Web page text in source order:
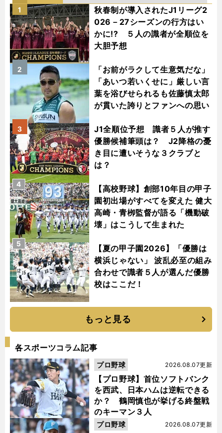
秋春制が導入されたJ1リーグ2
026－27シーズンの行方はい
かに!? ５人の識者が全順位を
大胆予想
1
「お前がラクして生意気だな」
「あいつ若いくせに」厳しい言
葉を浴びせられるも佐藤慎太郎
が貫いた誇りとファンへの思い
2
J1全順位予想 識者５人が推す
優勝候補筆頭は？ J2降格の憂
き目に遭いそうな３クラブと
は？
3
【高校野球】創部10年目の甲子
園初出場がすべてを変えた 健大
高崎・青栁監督が語る「機動破
壊」はこうして生まれた
4
【夏の甲子園2026】「優勝は
横浜じゃない」 波乱必至の組み
合わせで識者５人が選んだ優勝
校はここだ！
5
もっと見る
各スポーツコラム記事
【プロ野球】首位ソフトバンク
を西武、日本ハムは逆転できる
か？ 鶴岡慎也が挙げる終盤戦
のキーマン３人
2026.08.07更新
プロ野球
2026.08.07更新
プロ野球